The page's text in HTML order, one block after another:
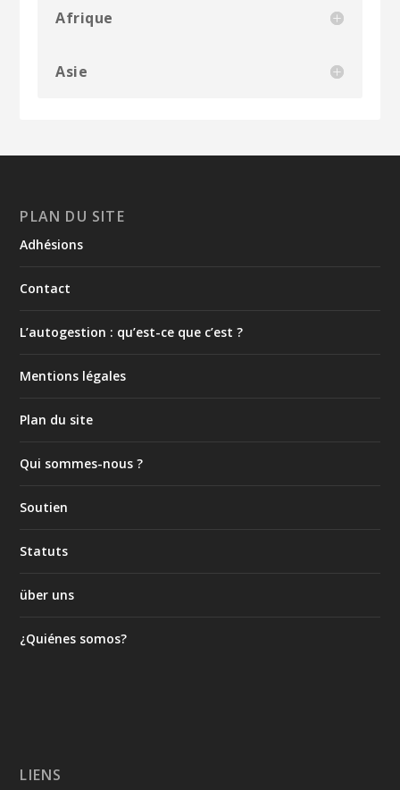
Afrique
Asie
PLAN DU SITE
Adhésions
Contact
L’autogestion : qu’est-ce que c’est ?
Mentions légales
Plan du site
Qui sommes-nous ?
Soutien
Statuts
über uns
¿Quiénes somos?
LIENS